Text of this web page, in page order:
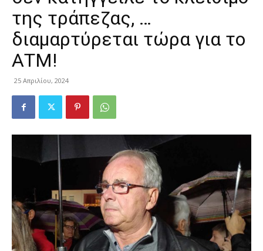
της τράπεζας, …
διαμαρτύρεται τώρα για το
ΑΤΜ!
25 Απριλίου, 2024